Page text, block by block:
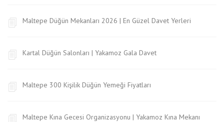
Maltepe Düğün Mekanları 2026 | En Güzel Davet Yerleri
Kartal Düğün Salonları | Yakamoz Gala Davet
Maltepe 300 Kişilik Düğün Yemeği Fiyatları
Maltepe Kına Gecesi Organizasyonu | Yakamoz Kına Mekanı